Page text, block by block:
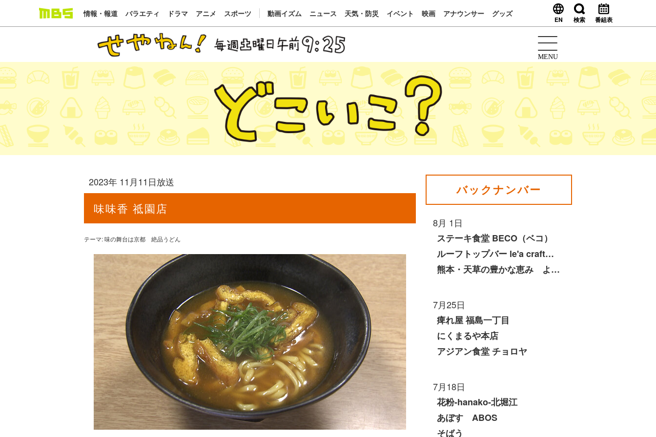
情報・報道 バラエティ ドラマ アニメ スポーツ 動画イズム ニュース 天気・防災 イベント 映画 アナウンサー グッズ
EN 検索 番組表
MENU
2023年 11月11日放送
味味香 祗園店
テーマ: 味の舞台は京都 絶品うどん
バックナンバー
8月 1日
ステーキ食堂 BECO（ベコ）
ルーフトップバー le'a craft（レアクラフト）
熊本・天草の豊かな恵み よしたけ
7月25日
痺れ屋 福島一丁目
にくまるや本店
アジアン食堂 チョロヤ
7月18日
花粉-hanako-北堀江
あぼす ABOS
そばう